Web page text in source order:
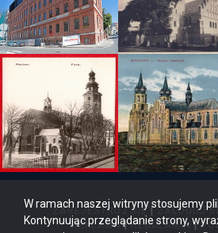
ZAREJESTRUJ SIĘ | ZALOGUJ
REKLAMA|REGULAMIN |
W ramach naszej witryny stosujemy
Kontynuując przeglądanie strony,